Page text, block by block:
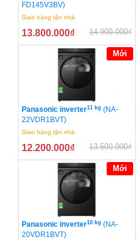
FD145V3BV)
Giao hàng tận nhà
13.800.000₫ 14.900.000₫
Mới
Panasonic inverter11 kg (NA-
22VDR1BVT)
Giao hàng tận nhà
12.200.000₫ 13.500.000₫
Mới
Panasonic inverter10 kg (NA-
20VDR1BVT)